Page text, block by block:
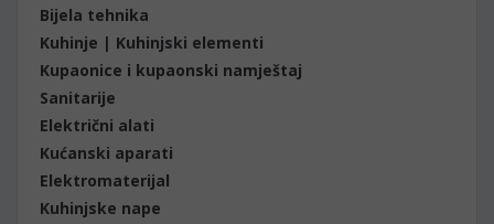
Bijela tehnika
Kuhinje | Kuhinjski elementi
Kupaonice i kupaonski namještaj
Sanitarije
Električni alati
Kućanski aparati
Elektromaterijal
Kuhinjske nape